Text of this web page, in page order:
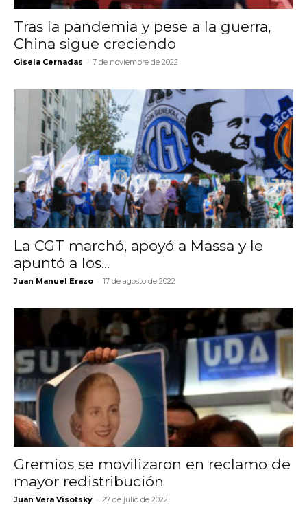
Tras la pandemia y pese a la guerra,
China sigue creciendo
Gisela Cernadas - 7 de noviembre de 2022
La CGT marchó, apoyó a Massa y le
apuntó a los...
Juan Manuel Erazo - 17 de agosto de 2022
Gremios se movilizaron en reclamo de
mayor redistribución
Juan Vera Visotsky - 27 de julio de 2022